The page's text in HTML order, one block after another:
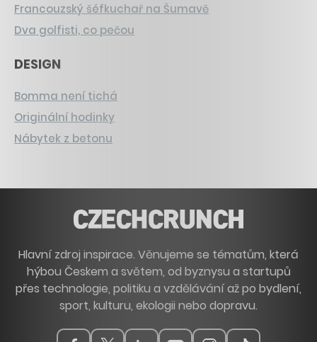
Francouzský šéfkuchař na Šumavě
Dva golfisti, co pečou
DESIGN
Bomma není tichá
Originální hodinky
Nábytek z betonu
Hlavní zdroj inspirace. Věnujeme se tématům, která
hýbou Českem a světem, od byznysu a startupů
přes technologie, politiku a vzdělávání až po bydlení,
sport, kulturu, ekologii nebo dopravu.